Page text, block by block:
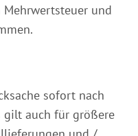
und
sofort nach
gilt auch für größere